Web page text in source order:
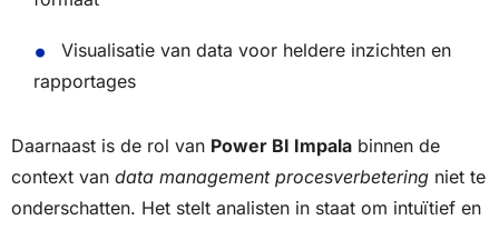
Visualisatie van data voor heldere inzichten en
rapportages
Daarnaast is de rol van Power BI Impala binnen de
context van data management procesverbetering niet te
onderschatten. Het stelt analisten in staat om intuïtief en